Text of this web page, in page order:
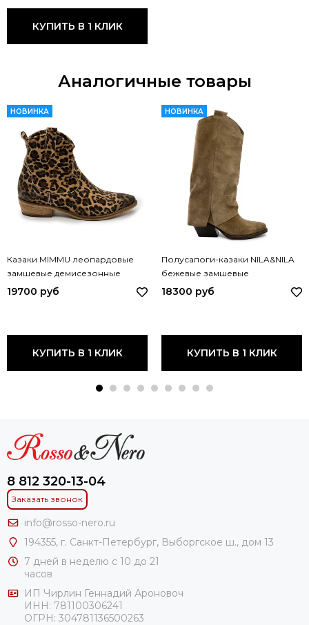
КУПИТЬ В 1 КЛИК
Аналогичные товары
НОВИНКА
Казаки MIMMU леопардовые
замшевые демисезонные
M374M8 MIM LEO
19700 руб
КУПИТЬ В 1 КЛИК
НОВИНКА
Полусапоги-казаки NILA&NILA
бежевые замшевые
демисезонные MA1680C NIL
18300 руб
КУПИТЬ В 1 КЛИК
8 812 320-13-04
Заказать звонок
info@rosso-nero.ru
194355, г. Санкт-Петербург, Выборгское ш., дом 13
7 дней в неделю с 10 до 21
часов
ИП Чирлин Геннадий Ароновоч
ИНН: 781100306241
ОГРН: 304781136500263